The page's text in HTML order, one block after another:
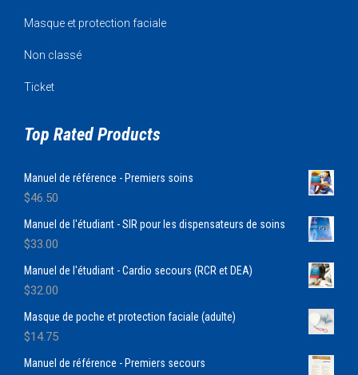
Masque et protection faciale
Non classé
Ticket
Top Rated Products
Manuel de référence - Premiers soins
$46.50
Manuel de l'étudiant - SIR pour les dispensateurs de soins
$33.00
Manuel de l'étudiant - Cardio secours (RCR et DEA)
$32.00
Masque de poche et protection faciale (adulte)
$14.75
Manuel de référence - Premiers secours